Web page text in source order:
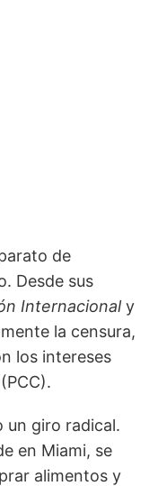
de
Desde sus
Internacionaly
la censura,
los intereses
un giro radical.
en Miami, se
alimentos y